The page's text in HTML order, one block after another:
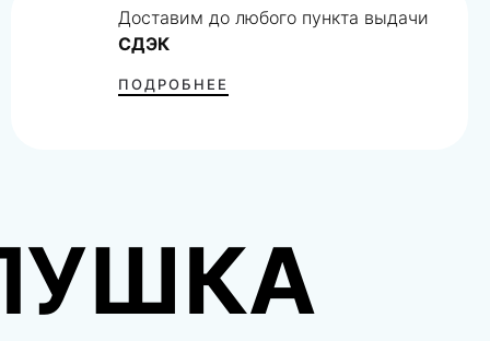
Доставим до любого пункта выдачи
СДЭК
ПОДРОБНЕЕ